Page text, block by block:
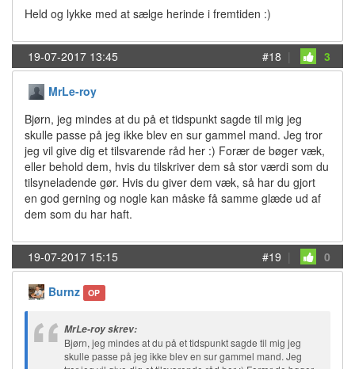
Held og lykke med at sælge herinde i fremtiden :)
19-07-2017 13:45 #18 | 3
MrLe-roy
Bjørn, jeg mindes at du på et tidspunkt sagde til mig jeg
skulle passe på jeg ikke blev en sur gammel mand. Jeg tror
jeg vil give dig et tilsvarende råd her :) Forær de bøger væk,
eller behold dem, hvis du tilskriver dem så stor værdi som du
tilsyneladende gør. Hvis du giver dem væk, så har du gjort
en god gerning og nogle kan måske få samme glæde ud af
dem som du har haft.
19-07-2017 15:15 #19 | 0
Burnz OP
MrLe-roy skrev:
Bjørn, jeg mindes at du på et tidspunkt sagde til mig jeg
skulle passe på jeg ikke blev en sur gammel mand. Jeg